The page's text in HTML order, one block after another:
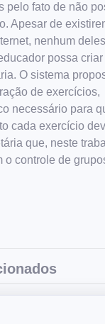
pelo fato de não
Apesar de
nenhum
possa criar
O sistema
de exercícios,
necessário para
cada exercício
que, neste
o controle de